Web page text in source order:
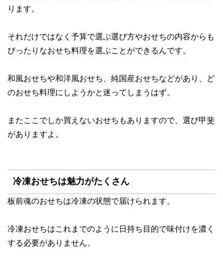
ります。
それだけではなく 予算で選ぶ選び方やおせちの内容からも
ぴったりなおせち料理を選ぶことができるんです。
和風おせちや和洋風おせち、純国産おせちなどがあり、ど
のおせち料理にしようかと迷ってしまうはず。
またここでしか買えないおせちもありますので、選び甲斐
がありますよ。
冷凍おせちは魅力がたくさん
板前魂のおせちは冷凍の状態で届けられます。
冷凍おせちはこれまでのように日持ち目的で味付けを濃く
する必要がありません。